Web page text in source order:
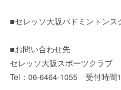
■セレッソ大阪バドミントンス
■お問い合わせ先
セレッソ大阪スポーツクラブ
Tel：06-6464-1055 受付時間